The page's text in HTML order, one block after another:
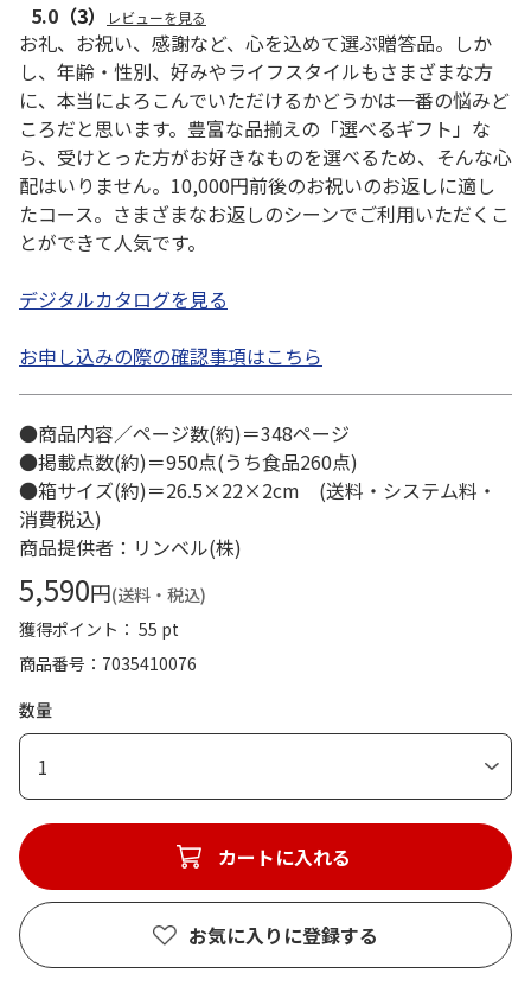
5.0 （3） レビューを見る
お礼、お祝い、感謝など、心を込めて選ぶ贈答品。しか
し、年齢・性別、好みやライフスタイルもさまざまな方
に、本当によろこんでいただけるかどうかは一番の悩みど
ころだと思います。豊富な品揃えの「選べるギフト」な
ら、受けとった方がお好きなものを選べるため、そんな心
配はいりません。10,000円前後のお祝いのお返しに適し
たコース。さまざまなお返しのシーンでご利用いただくこ
とができて人気です。
デジタルカタログを見る
お申し込みの際の確認事項はこちら
●商品内容／ページ数(約)＝348ページ
●掲載点数(約)＝950点(うち食品260点)
●箱サイズ(約)＝26.5×22×2cm (送料・システム料・
消費税込)
商品提供者：リンベル(株)
5,590円(送料・税込)
獲得ポイント： 55 pt
商品番号
7035410076
数量
1
カートに入れる
お気に入りに登録する